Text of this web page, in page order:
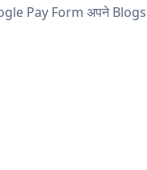
Pay Form अपने